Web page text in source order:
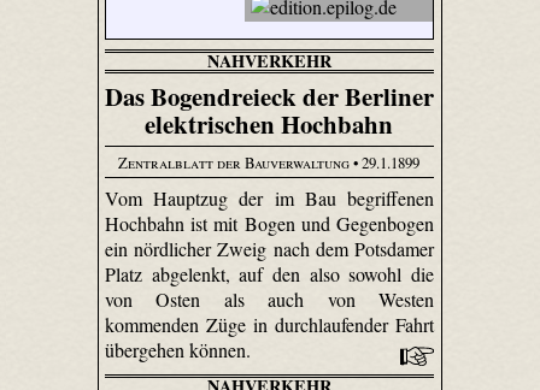
NAHVERKEHR
Das Bogendreieck der Berliner
elektrischen Hochbahn
Zentralblatt der Bauverwaltung• 29.1.1899
Vom Hauptzug der im Bau begriffenen
Hochbahn ist mit Bogen und Gegenbogen
ein nördlicher Zweig nach dem Potsdamer
Platz abgelenkt, auf den also sowohl die
von Osten als auch von Westen
kommenden Züge in durchlaufender Fahrt
übergehen können.